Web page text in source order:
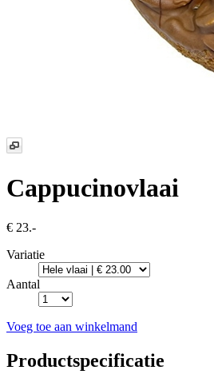
Cappucinovlaai
€ 23.-
Variatie
Aantal
Voeg toe aan winkelmand
Productspecificatie